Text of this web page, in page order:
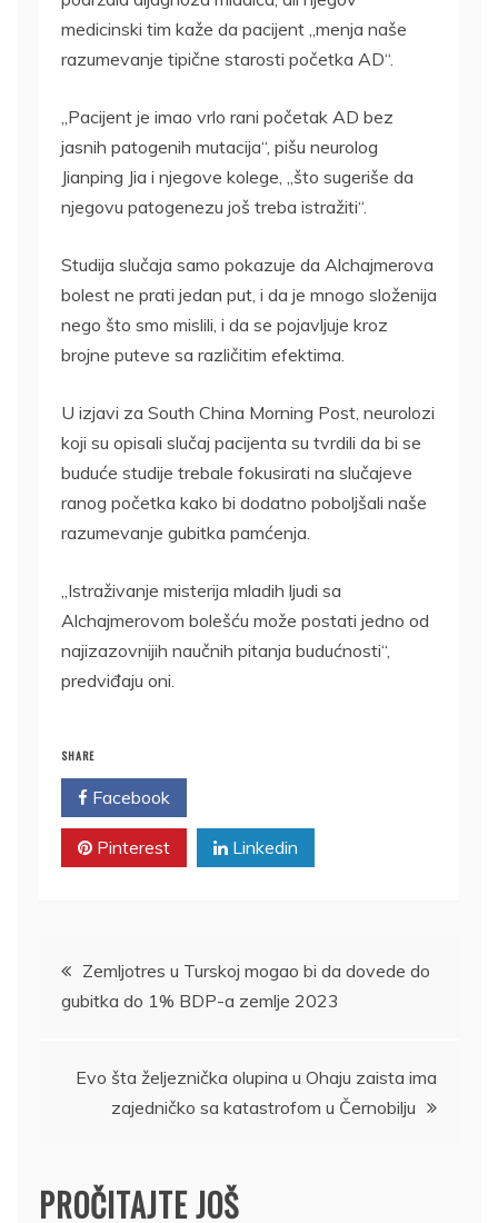
medicinski tim kaže da pacijent „menja naše
razumevanje tipične starosti početka AD“.
„Pacijent je imao vrlo rani početak AD bez
jasnih patogenih mutacija“, pišu neurolog
Jianping Jia i njegove kolege, „što sugeriše da
njegovu patogenezu još treba istražiti“.
Studija slučaja samo pokazuje da Alchajmerova
bolest ne prati jedan put, i da je mnogo složenija
nego što smo mislili, i da se pojavljuje kroz
brojne puteve sa različitim efektima.
U izjavi za South China Morning Post, neurolozi
koji su opisali slučaj pacijenta su tvrdili da bi se
buduće studije trebale fokusirati na slučajeve
ranog početka kako bi dodatno poboljšali naše
razumevanje gubitka pamćenja.
„Istraživanje misterija mladih ljudi sa
Alchajmerovom bolešću može postati jedno od
najizazovnijih naučnih pitanja budućnosti“,
predviđaju oni.
SHARE
Facebook
Pinterest Linkedin
Kretanje
članka
Zemljotres u Turskoj mogao bi da dovede do
gubitka do 1% BDP-a zemlje 2023
Evo šta željeznička olupina u Ohaju zaista ima
zajedničko sa katastrofom u Černobilju
PROČITAJTE JOŠ